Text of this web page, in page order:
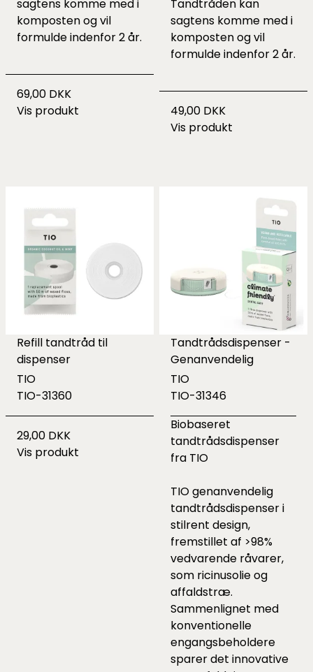
sagtens komme med i
komposten og vil
formulde indenfor 2 år.
69,00 DKK
Vis produkt
Tandtråden kan
sagtens komme med i
komposten og vil
formulde indenfor 2 år.
49,00 DKK
Vis produkt
Refill tandtråd til
dispenser
TIO
TIO-31360
29,00 DKK
Vis produkt
Tandtrådsdispenser -
Genanvendelig
TIO
TIO-31346
Biobaseret
tandtrådsdispenser
fra TIO
TIO genanvendelig
tandtrådsdispenser i
stilrent design,
fremstillet af >98%
vedvarende råvarer,
som ricinusolie og
affaldstræ.
Sammenlignet med
konventionelle
engangsbeholdere
sparer det innovative